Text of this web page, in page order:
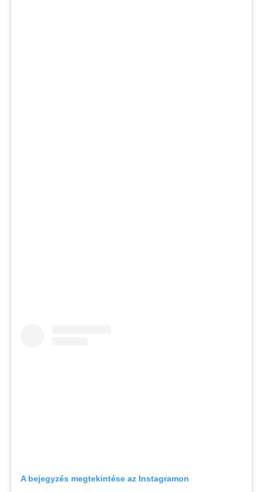
A bejegyzés megtekintése az Instagramon